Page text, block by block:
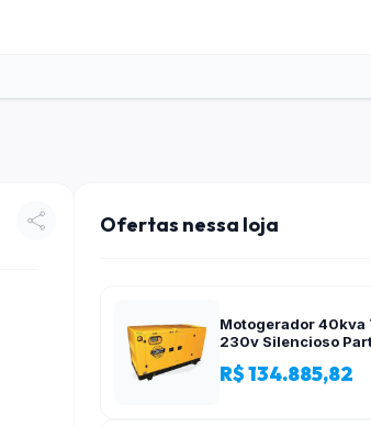
Ofertas nessa loja
Motogerador 40kva
230v Silencioso
R$ 134.885,82